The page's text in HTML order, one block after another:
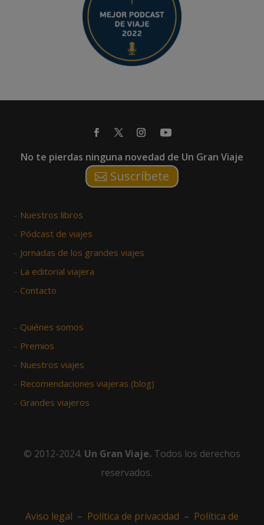
No te pierdas ninguna novedad de Un Gran Viaje
Suscríbete
– Nuestros libros
– Pódcast de viajes
– Jornadas de los grandes viajes
– La editorial viajera
– Contacto
– Quiénes somos
– Premios
– Nuestros viajes
– Recomendaciones viajeras (blog)
– Grandes viajeros
© 2012-2024. Un Gran Viaje. Todos los derechos
reservados.
Aviso legal – Política de privacidad – Política de